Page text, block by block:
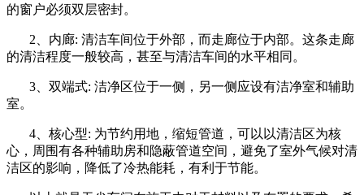
的窗户必须双层密封。
2、内廊: 清洁车间位于外部，而走廊位于内部。这条走廊
的清洁程度一般较高，甚至与清洁车间的水平相同。
3、双端式: 洁净区位于一侧，另一侧应设有洁净室和辅助
室。
4、核心型: 为节约用地，缩短管道，可以以清洁区为核
心，周围有各种辅助房和隐蔽管道空间，避免了室外气候对清
洁区的影响，降低了冷热能耗，有利于节能。